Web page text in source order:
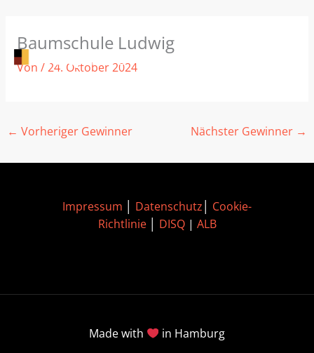
Inhalt
springen
Baumschule Ludwig
Von /24. Oktober 2024
← Vorheriger Gewinner Nächster Gewinner →
Impressum Datenschutz
Cookie-
Richtlinie│ DISQ| ALB
Made with in Hamburg